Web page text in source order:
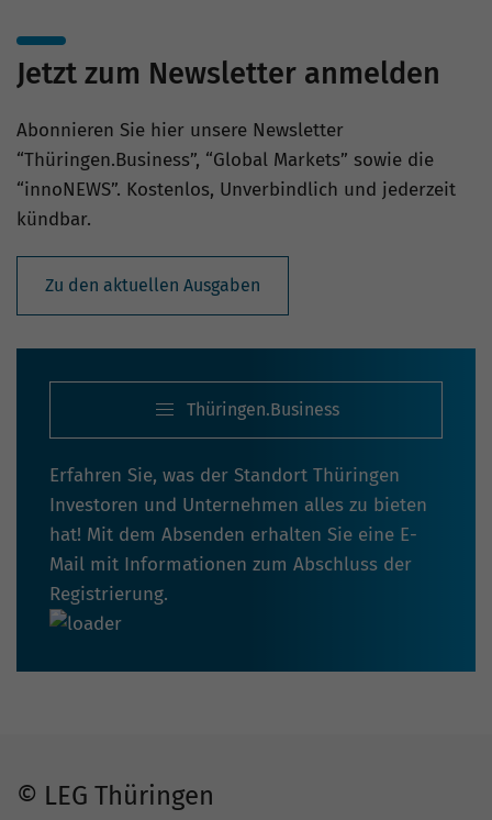
Jetzt zum Newsletter anmelden
Abonnieren Sie hier unsere Newsletter
“Thüringen.Business”, “Global Markets” sowie die
“innoNEWS”. Kostenlos, Unverbindlich und jederzeit
kündbar.
Zu den aktuellen Ausgaben
Thüringen.Business
Erfahren Sie, was der Standort Thüringen
Investoren und Unternehmen alles zu bieten
hat! Mit dem Absenden erhalten Sie eine E-
Mail mit Informationen zum Abschluss der
Registrierung.
© LEG Thüringen